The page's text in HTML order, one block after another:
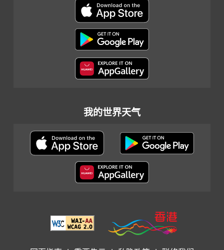
我的世界天气